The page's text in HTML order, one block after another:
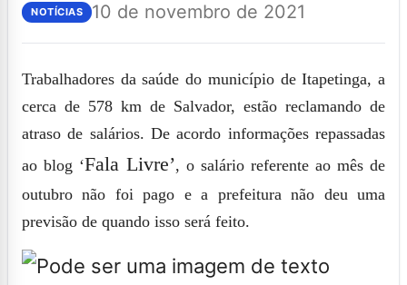
NOTÍCIAS 10 de novembro de 2021
Trabalhadores da saúde do município de Itapetinga, a
cerca de 578 km de Salvador, estão reclamando de
atraso de salários. De acordo informações repassadas
ao blog ‘Fala Livre’, o salário referente ao mês de
outubro não foi pago e a prefeitura não deu uma
previsão de quando isso será feito.